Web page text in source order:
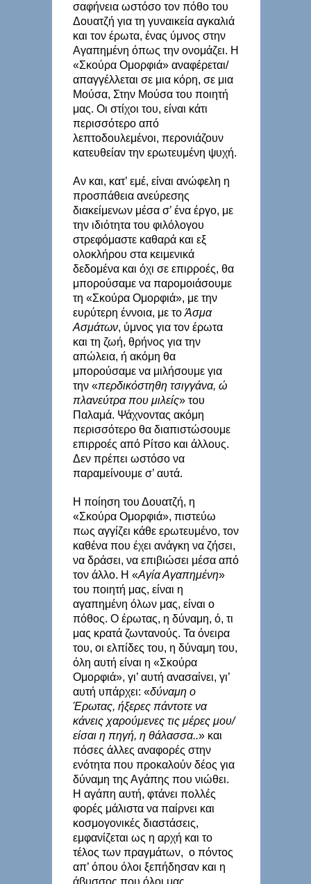
σαφήνεια ωστόσο τον πόθο του
Δουατζή για τη γυναικεία αγκαλιά
και τον έρωτα, ένας ύμνος στην
Αγαπημένη όπως την ονομάζει. Η
«Σκούρα Ομορφιά» αναφέρεται/
απαγγέλλεται σε μια κόρη, σε μια
Μούσα, Στην Μούσα του ποιητή
μας. Οι στίχοι του, είναι κάτι
περισσότερο από
λεπτοδουλεμένοι, περονιάζουν
κατευθείαν την ερωτευμένη ψυχή.
Αν και, κατ’ εμέ, είναι ανώφελη η
προσπάθεια ανεύρεσης
διακείμενων μέσα σ’ ένα έργο, με
την ιδιότητα του φιλόλογου
στρεφόμαστε καθαρά και εξ
ολοκλήρου στα κειμενικά
δεδομένα και όχι σε επιρροές, θα
μπορούσαμε να παρομοιάσουμε
τη «Σκούρα Ομορφιά», με την
ευρύτερη έννοια, με το Άσμα
Ασμάτων, ύμνος για τον έρωτα
και τη ζωή, θρήνος για την
απώλεια, ή ακόμη θα
μπορούσαμε να μιλήσουμε για
την «περδικόστηθη τσιγγάνα, ώ
πλανεύτρα που μιλείς» του
Παλαμά. Ψάχνοντας ακόμη
περισσότερο θα διαπιστώσουμε
επιρροές από Ρίτσο και άλλους.
Δεν πρέπει ωστόσο να
παραμείνουμε σ’ αυτά.
Η ποίηση του Δουατζή, η
«Σκούρα Ομορφιά», πιστεύω
πως αγγίζει κάθε ερωτευμένο, τον
καθένα που έχει ανάγκη να ζήσει,
να δράσει, να επιβιώσει μέσα από
τον άλλο. Η «Αγία Αγαπημένη»
του ποιητή μας, είναι η
αγαπημένη όλων μας, είναι ο
πόθος. Ο έρωτας, η δύναμη, ό, τι
μας κρατά ζωντανούς. Τα όνειρα
του, οι ελπίδες του, η δύναμη του,
όλη αυτή είναι η «Σκούρα
Ομορφιά», γι’ αυτή ανασαίνει, γι’
αυτή υπάρχει: «δύναμη ο
Έρωτας, ήξερες πάντοτε να
κάνεις χαρούμενες τις μέρες μου/
είσαι η πηγή, η θάλασσα..» και
πόσες άλλες αναφορές στην
ενότητα που προκαλούν δέος για
δύναμη της Αγάπης που νιώθει.
Η αγάπη αυτή, φτάνει πολλές
φορές μάλιστα να παίρνει και
κοσμογονικές διαστάσεις,
εμφανίζεται ως η αρχή και το
τέλος των πραγμάτων, ο πόντος
απ’ όπου όλοι ξεπήδησαν και η
άβυσσος που όλοι μας